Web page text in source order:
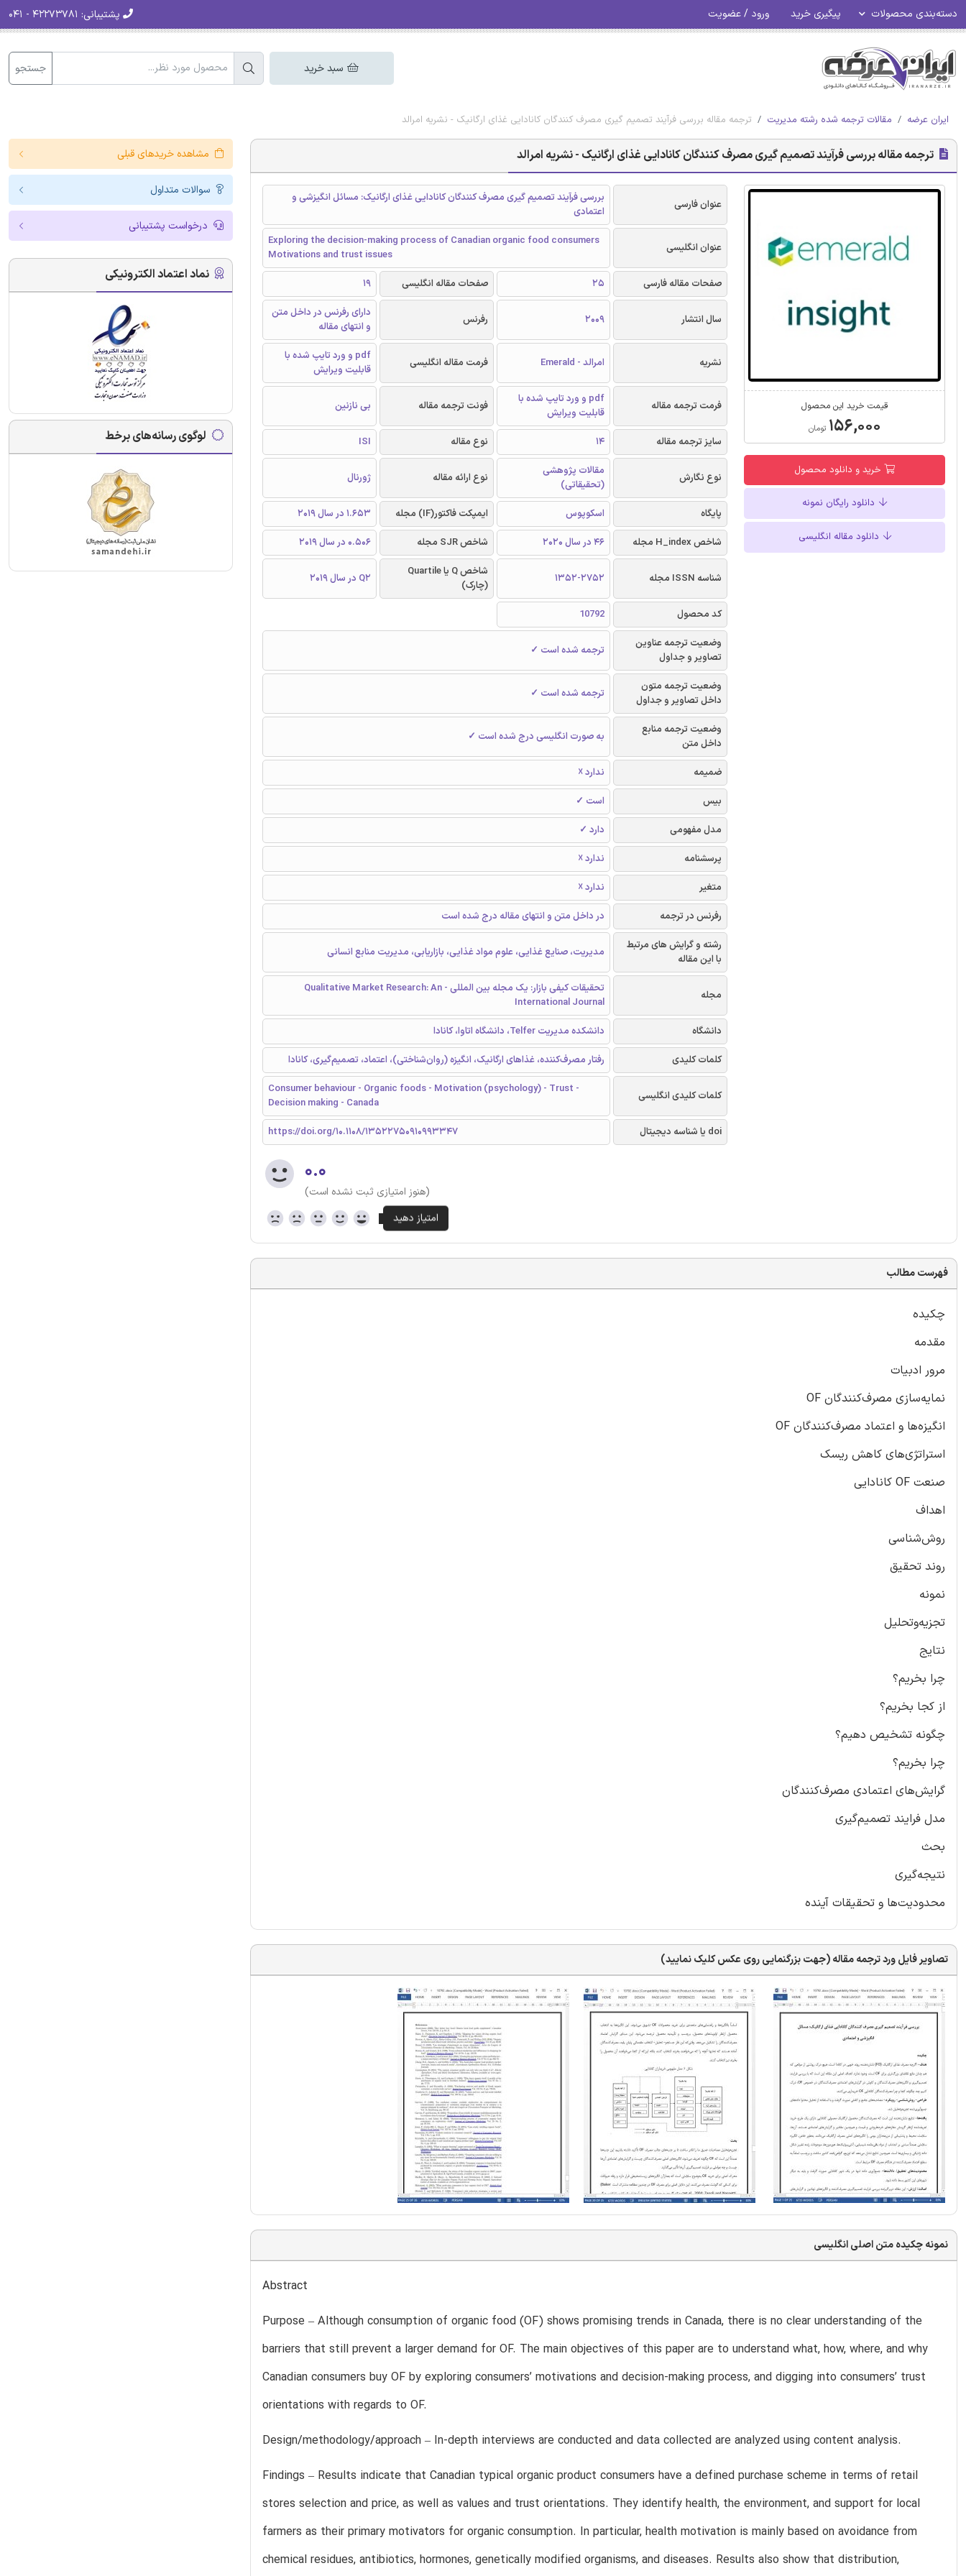
دسته‌بندی محصولات پیگیری خرید ورود / عضویت پشتیبانی:
سبد خرید جستجو
ایران عرضه مقالات ترجمه شده رشته مدیریت ترجمه مقاله بررسی فرآیند تصمیم گیری مصرف کنندگان کانادایی غذای ارگانیک - نشریه امرالد
ترجمه مقاله بررسی فرآیند تصمیم گیری مصرف کنندگان کانادایی غذای ارگانیک - نشریه امرالد
قیمت خرید این محصول
۱۵۶,۰۰۰ تومان
خرید و دانلود محصول
دانلود رایگان نمونه
دانلود مقاله انگلیسی
عنوان فارسی
بررسی فرآیند تصمیم گیری مصرف کنندگان کانادایی غذای ارگانیک: مسائل انگیزشی و
اعتمادی
عنوان انگلیسی
Exploring the decision-making process of Canadian organic food consumers
Motivations and trust issues
صفحات مقاله فارسی
25 صفحات مقاله انگلیسی 19
سال انتشار 2009 رفرنس
دارای رفرنس در داخل متن
و انتهای مقاله
نشریه امرالد - Emerald فرمت مقاله انگلیسی
pdf و ورد تایپ شده با
قابلیت ویرایش
فرمت ترجمه مقاله
pdf و ورد تایپ شده با
قابلیت ویرایش
فونت ترجمه مقاله بی نازنین
سایز ترجمه مقاله 14 نوع مقاله ISI
نوع نگارش
مقالات پژوهشی
(تحقیقاتی)
نوع ارائه مقاله ژورنال
پایگاه اسکوپوس ایمپکت فاکتور(IF) مجله
1.653 در سال 2019
شاخص H_index مجله
46 در سال 2020 شاخص SJR مجله 0.506 در سال 2019
شناسه ISSN مجله 1352-2752
شاخص Q یا Quartile
(چارک)
Q2 در سال 2019
کد محصول
10792
وضعیت ترجمه عناوین
تصاویر و جداول
ترجمه شده است ✓
وضعیت ترجمه متون
داخل تصاویر و جداول
ترجمه شده است ✓
وضعیت ترجمه منابع
داخل متن
به صورت انگلیسی درج شده است ✓
ضمیمه
ندارد ☓
بیس
است ✓
مدل مفهومی
دارد ✓
پرسشنامه
ندارد ☓
متغیر
ندارد ☓
رفرنس در ترجمه
در داخل متن و انتهای مقاله درج شده است
رشته و گرایش های مرتبط
با این مقاله
مدیریت، صنایع غذایی، علوم مواد غذایی، بازاریابی، مدیریت منابع انسانی
مجله
تحقیقات کیفی بازار: یک مجله بین المللی - Qualitative Market Research: An
International Journal
دانشگاه
دانشکده مدیریت Telfer، دانشگاه اتاوا، کانادا
کلمات کلیدی
رفتار مصرف‌کننده، غذاهای ارگانیک، انگیزه (روان‌شناختی)، اعتماد، تصمیم‌گیری، کانادا
کلمات کلیدی انگلیسی
Consumer behaviour - Organic foods - Motivation (psychology) - Trust -
Decision making - Canada
doi یا شناسه دیجیتال
https://doi.org/10.1108/13522750910993347
۰.۰
(هنوز امتیازی ثبت نشده است)
فهرست مطالب
چکیده
مقدمه
مرور ادبیات
نمایه‌سازی مصرف‌کنندگان OF
انگیزه‌ها و اعتماد مصرف‌کنندگان OF
استراتژی‌های کاهش ریسک
صنعت OF کانادایی
اهداف
روش‌شناسی
روند تحقیق
نمونه
تجزیه‌وتحلیل
نتایج
چرا بخریم؟
از کجا بخریم؟
چگونه تشخیص دهیم؟
چرا بخریم؟
گرایش‌های اعتمادی مصرف‌کنندگان
مدل فرایند تصمیم‌گیری
بحث
نتیجه‌گیری
محدودیت‌ها و تحقیقات آینده
تصاویر فایل ورد ترجمه مقاله (جهت بزرگنمایی روی عکس کلیک نمایید)
نمونه چکیده متن اصلی انگلیسی
Abstract
Purpose – Although consumption of organic food (OF) shows promising trends in Canada, there is no clear understanding of the
barriers that still prevent a larger demand for OF. The main objectives of this paper are to understand what, how, where, and why
Canadian consumers buy OF by exploring consumers’ motivations and decision-making process, and digging into consumers’ trust
orientations with regards to OF.
Design/methodology/approach – In-depth interviews are conducted and data collected are analyzed using content analysis.
Findings – Results indicate that Canadian typical organic product consumers have a defined purchase scheme in terms of retail
stores selection and price, as well as values and trust orientations. They identify health, the environment, and support for local
farmers as their primary motivators for organic consumption. In particular, health motivation is mainly based on avoidance from
chemical residues, antibiotics, hormones, genetically modified organisms, and diseases. Results also show that distribution,
مشاهده خریدهای قبلی
سوالات متداول
درخواست پشتیبانی
نماد اعتماد الکترونیکی
لوگوی رسانه‌های برخط